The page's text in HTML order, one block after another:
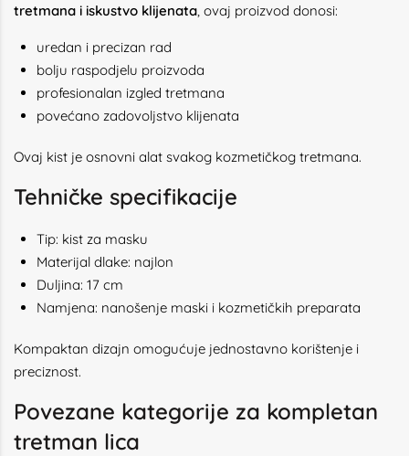
tretmana i iskustvo klijenata, ovaj proizvod donosi:
uredan i precizan rad
bolju raspodjelu proizvoda
profesionalan izgled tretmana
povećano zadovoljstvo klijenata
Ovaj kist je osnovni alat svakog kozmetičkog tretmana.
Tehničke specifikacije
Tip: kist za masku
Materijal dlake: najlon
Duljina: 17 cm
Namjena: nanošenje maski i kozmetičkih preparata
Kompaktan dizajn omogućuje jednostavno korištenje i
preciznost.
Povezane kategorije za kompletan
tretman lica